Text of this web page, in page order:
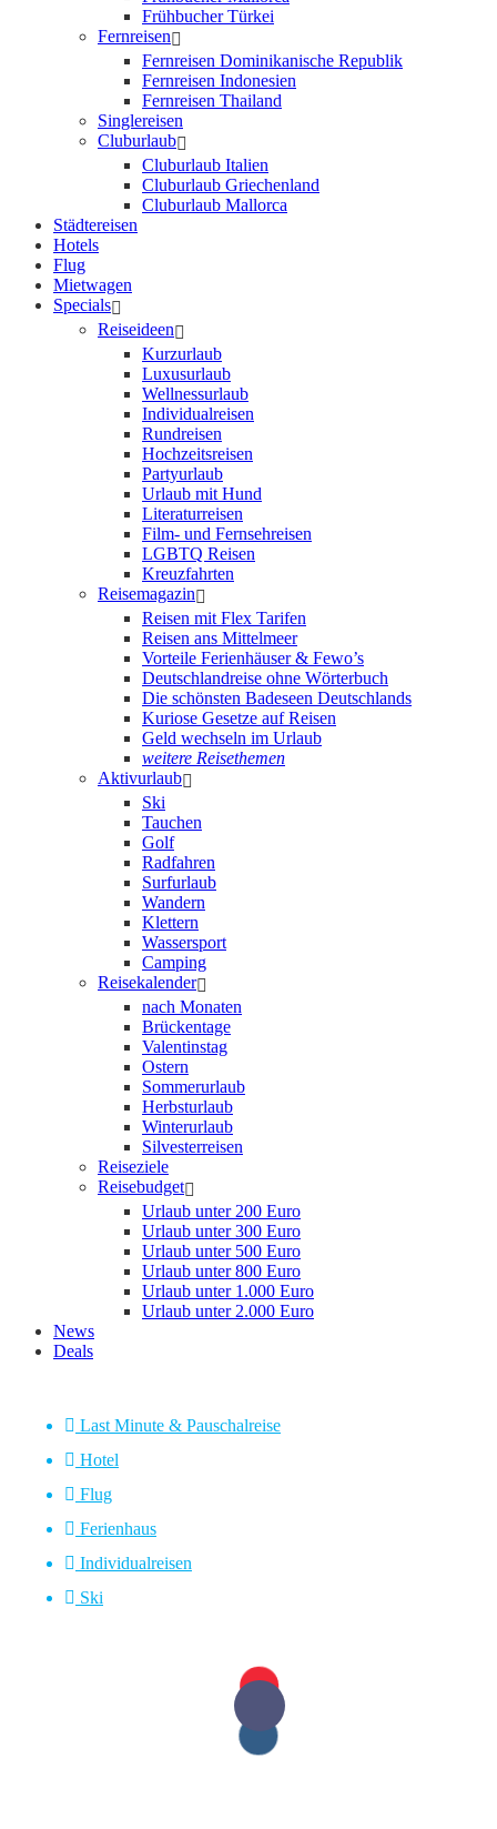
Frühbucher Türkei
Fernreisen
Fernreisen Dominikanische Republik
Fernreisen Indonesien
Fernreisen Thailand
Singlereisen
Cluburlaub
Cluburlaub Italien
Cluburlaub Griechenland
Cluburlaub Mallorca
Städtereisen
Hotels
Flug
Mietwagen
Specials
Reiseideen
Kurzurlaub
Luxusurlaub
Wellnessurlaub
Individualreisen
Rundreisen
Hochzeitsreisen
Partyurlaub
Urlaub mit Hund
Literaturreisen
Film- und Fernsehreisen
LGBTQ Reisen
Kreuzfahrten
Reisemagazin
Reisen mit Flex Tarifen
Reisen ans Mittelmeer
Vorteile Ferienhäuser & Fewo’s
Deutschlandreise ohne Wörterbuch
Die schönsten Badeseen Deutschlands
Kuriose Gesetze auf Reisen
Geld wechseln im Urlaub
weitere Reisethemen
Aktivurlaub
Ski
Tauchen
Golf
Radfahren
Surfurlaub
Wandern
Klettern
Wassersport
Camping
Reisekalender
nach Monaten
Brückentage
Valentinstag
Ostern
Sommerurlaub
Herbsturlaub
Winterurlaub
Silvesterreisen
Reiseziele
Reisebudget
Urlaub unter 200 Euro
Urlaub unter 300 Euro
Urlaub unter 500 Euro
Urlaub unter 800 Euro
Urlaub unter 1.000 Euro
Urlaub unter 2.000 Euro
News
Deals
Last Minute & Pauschalreise
Hotel
Flug
Ferienhaus
Individualreisen
Ski